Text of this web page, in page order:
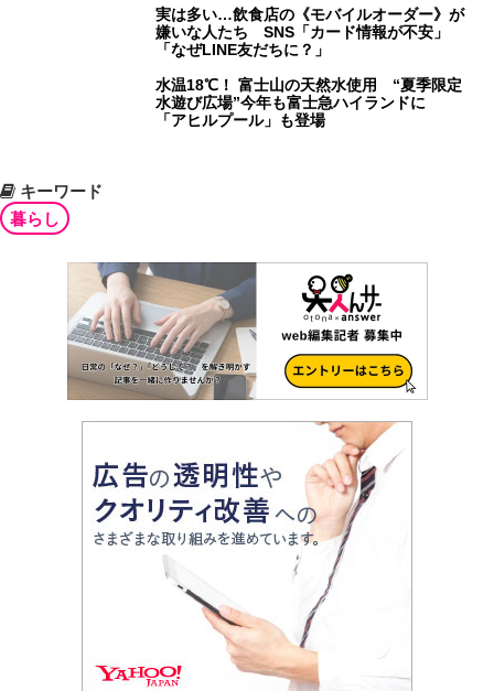
実は多い…飲食店の《モバイルオーダー》が
嫌いな人たち SNS「カード情報が不安」
「なぜLINE友だちに？」
水温18℃！ 富士山の天然水使用 “夏季限定
水遊び広場”今年も富士急ハイランドに
「アヒルプール」も登場
キーワード
暮らし